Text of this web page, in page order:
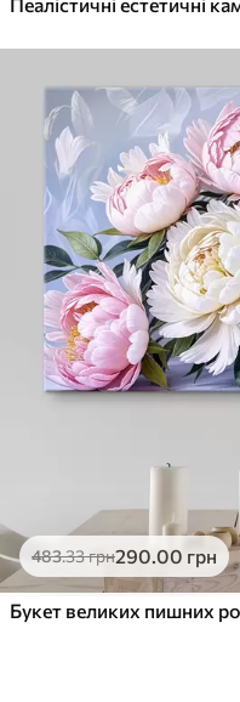
483.33грн290.00 грн